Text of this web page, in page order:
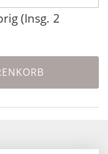
(Insg. 2